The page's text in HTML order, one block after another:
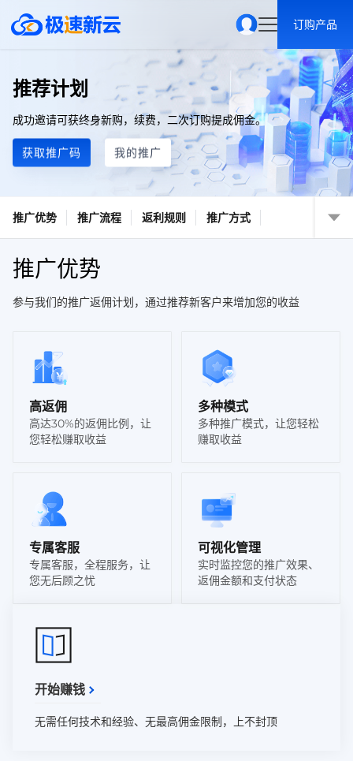
订购产品
推荐计划
成功邀请可获终身新购，续费，二次订购提成佣金。
获取推广码 我的推广
推广优势 推广流程 返利规则 推广方式
推广优势
参与我们的推广返佣计划，通过推荐新客户来增加您的收益
高返佣
高达30%的返佣比例，让
您轻松赚取收益
多种模式
多种推广模式，让您轻松
赚取收益
专属客服
专属客服，全程服务，让
您无后顾之忧
可视化管理
实时监控您的推广效果、
返佣金额和支付状态
开始赚钱
无需任何技术和经验、无最高佣金限制，上不封顶